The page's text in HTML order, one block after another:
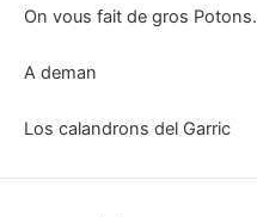
On vous fait de gros Potons.
A deman
Los calandrons del Garric